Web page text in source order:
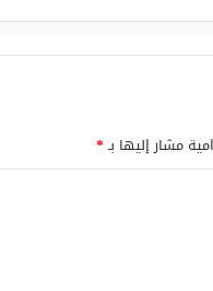
مشار إليها بـ*